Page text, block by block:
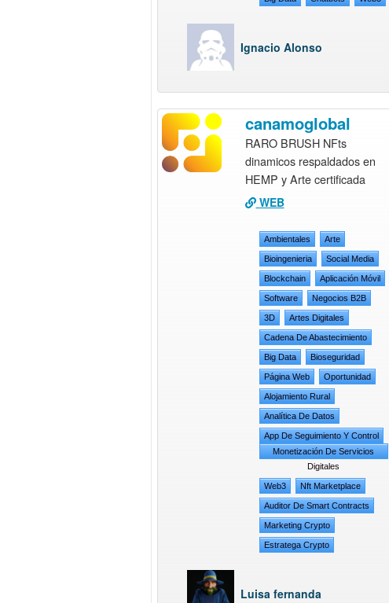
Ignacio Alonso
canamoglobal
RARO BRUSH NFts
dinamicos respaldados en
HEMP y Arte certificada
WEB
Ambientales Arte
Bioingenieria Social Media
Blockchain Aplicación Móvil
Software Negocios B2B
3D Artes Digitales
Cadena De Abastecimiento
Big Data Bioseguridad
Página Web Oportunidad
Alojamiento Rural
Analítica De Datos
App De Seguimiento Y Control
Monetización De Servicios
Digitales
Web3 Nft Marketplace
Auditor De Smart Contracts
Marketing Crypto
Estratega Crypto
Luisa fernanda